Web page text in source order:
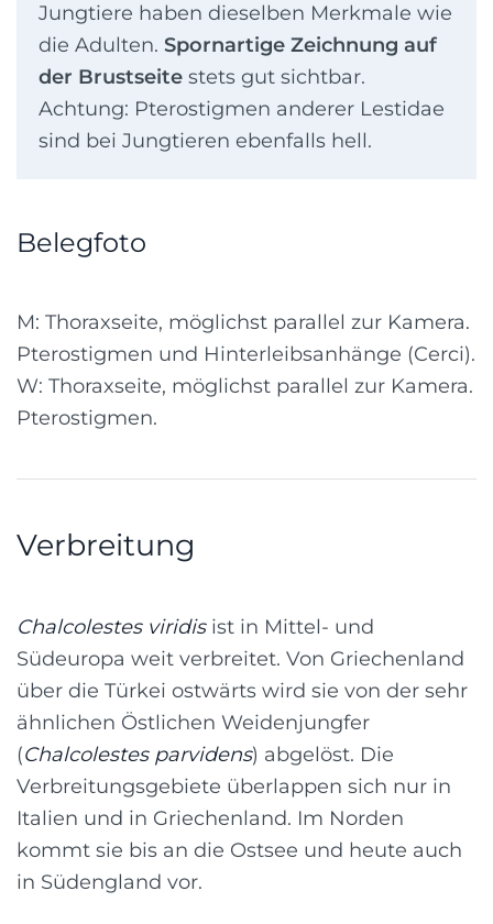
Jungtiere haben dieselben Merkmale wie
die Adulten. Spornartige Zeichnung auf
der Brustseite stets gut sichtbar.
Achtung: Pterostigmen anderer Lestidae
sind bei Jungtieren ebenfalls hell.
Belegfoto
M: Thoraxseite, möglichst parallel zur Kamera.
Pterostigmen und Hinterleibsanhänge (Cerci).
W: Thoraxseite, möglichst parallel zur Kamera.
Pterostigmen.
Verbreitung
Chalcolestes viridisist in Mittel- und
Südeuropa weit verbreitet. Von Griechenland
über die Türkei ostwärts wird sie von der sehr
ähnlichen Östlichen Weidenjungfer
(Chalcolestes parvidens) abgelöst. Die
Verbreitungsgebiete überlappen sich nur in
Italien und in Griechenland. Im Norden
kommt sie bis an die Ostsee und heute auch
in Südengland vor.